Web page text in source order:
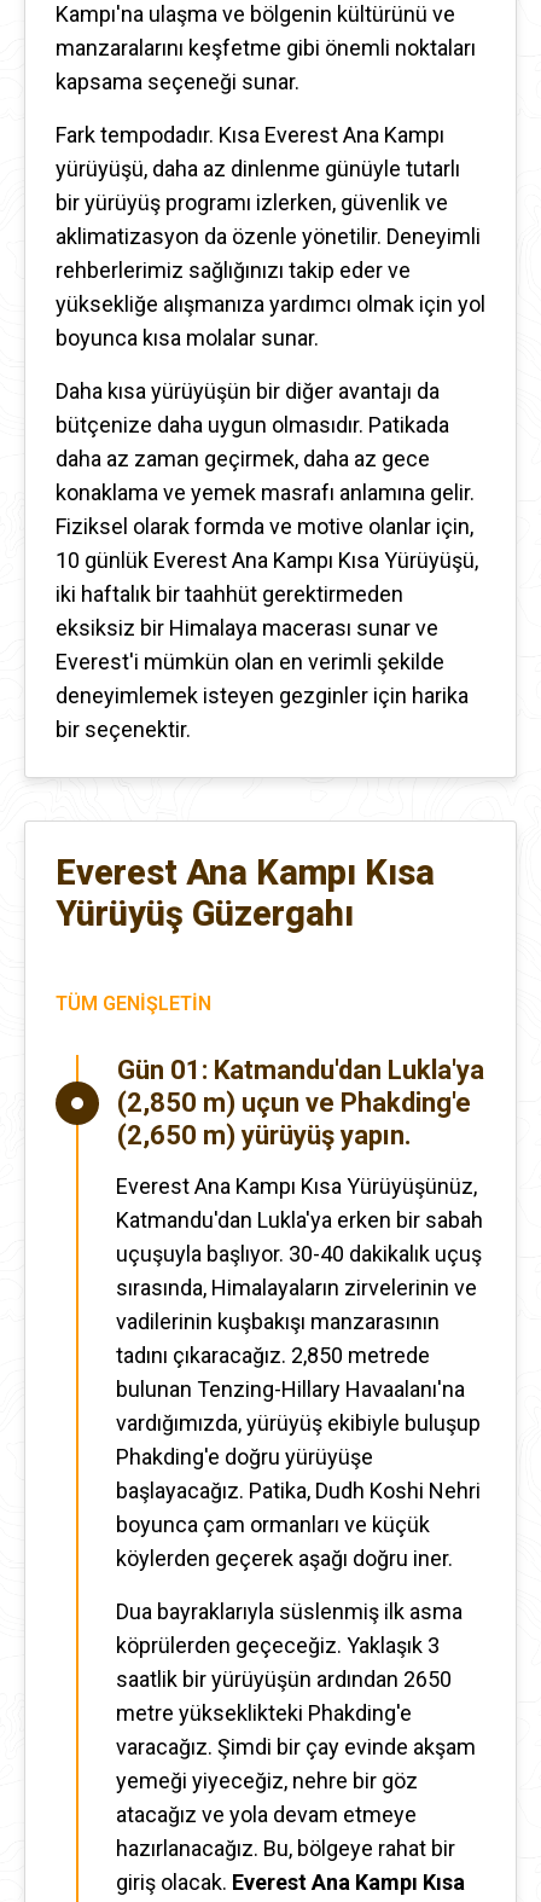
Kampı'na ulaşma ve bölgenin kültürünü ve
manzaralarını keşfetme gibi önemli noktaları
kapsama seçeneği sunar.
Fark tempodadır. Kısa Everest Ana Kampı
yürüyüşü, daha az dinlenme günüyle tutarlı
bir yürüyüş programı izlerken, güvenlik ve
aklimatizasyon da özenle yönetilir. Deneyimli
rehberlerimiz sağlığınızı takip eder ve
yüksekliğe alışmanıza yardımcı olmak için yol
boyunca kısa molalar sunar.
Daha kısa yürüyüşün bir diğer avantajı da
bütçenize daha uygun olmasıdır. Patikada
daha az zaman geçirmek, daha az gece
konaklama ve yemek masrafı anlamına gelir.
Fiziksel olarak formda ve motive olanlar için,
10 günlük Everest Ana Kampı Kısa Yürüyüşü,
iki haftalık bir taahhüt gerektirmeden
eksiksiz bir Himalaya macerası sunar ve
Everest'i mümkün olan en verimli şekilde
deneyimlemek isteyen gezginler için harika
bir seçenektir.
Everest Ana Kampı Kısa
Yürüyüş Güzergahı
TÜM GENIŞLETIN
Gün 01: Katmandu'dan Lukla'ya
(2,850 m) uçun ve Phakding'e
(2,650 m) yürüyüş yapın.
Everest Ana Kampı Kısa Yürüyüşünüz,
Katmandu'dan Lukla'ya erken bir sabah
uçuşuyla başlıyor. 30-40 dakikalık uçuş
sırasında, Himalayaların zirvelerinin ve
vadilerinin kuşbakışı manzarasının
tadını çıkaracağız. 2,850 metrede
bulunan Tenzing-Hillary Havaalanı'na
vardığımızda, yürüyüş ekibiyle buluşup
Phakding'e doğru yürüyüşe
başlayacağız. Patika, Dudh Koshi Nehri
boyunca çam ormanları ve küçük
köylerden geçerek aşağı doğru iner.
Dua bayraklarıyla süslenmiş ilk asma
köprülerden geçeceğiz. Yaklaşık 3
saatlik bir yürüyüşün ardından 2650
metre yükseklikteki Phakding'e
varacağız. Şimdi bir çay evinde akşam
yemeği yiyeceğiz, nehre bir göz
atacağız ve yola devam etmeye
hazırlanacağız. Bu, bölgeye rahat bir
giriş olacak. Everest Ana Kampı Kısa